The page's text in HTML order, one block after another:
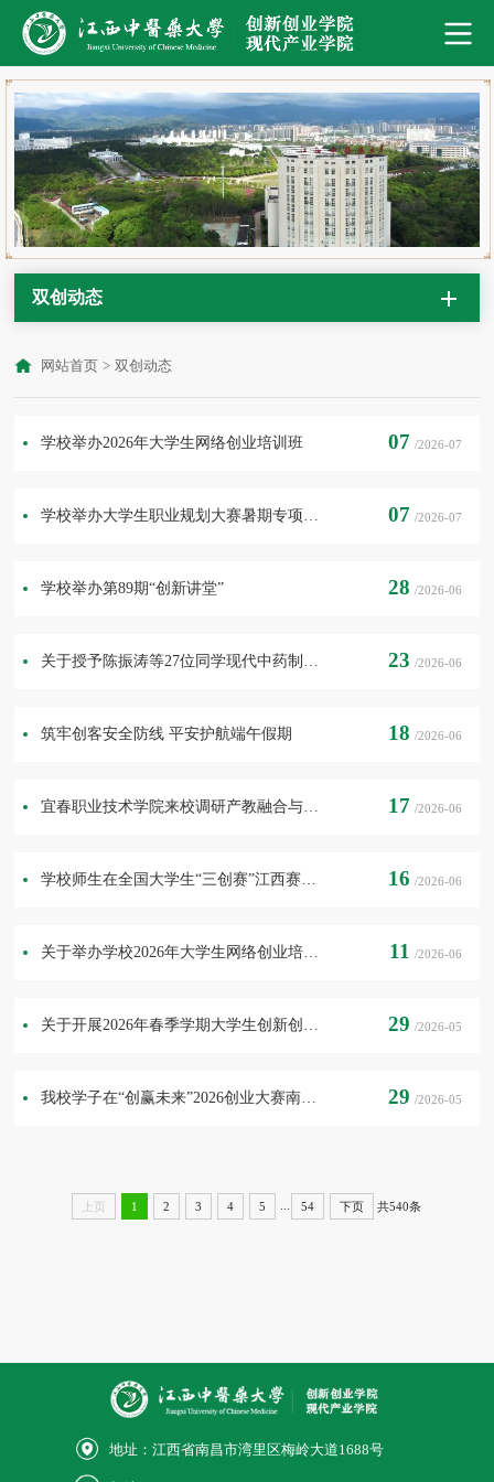
双创动态
网站首页 > 双创动态
学校举办2026年大学生网络创业培训班 07 /2026-07
07 /2026-07
学校举办第89期“创新讲堂” 28 /2026-06
23 /2026-06
筑牢创客安全防线 平安护航端午假期 18 /2026-06
17 /2026-06
16 /2026-06
11 /2026-06
29 /2026-05
29 /2026-05
上页 1 2 3 4 5 54 下页 共540条
地址：江西省南昌市湾里区梅岭大道1688号